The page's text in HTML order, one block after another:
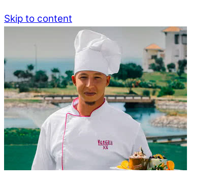
Skip to content